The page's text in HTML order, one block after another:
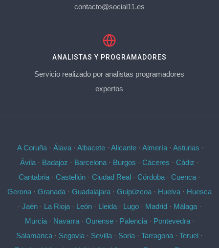
contacto@social11.es
ANALISTAS Y PROGRAMADORES
Servicio realizado por analistas programadores
expertos
A Coruña· Álava· Albacete· Alicante· Almería· Asturias ·
Ávila · Badajoz · Barcelona · Burgos · Cáceres · Cádiz ·
Cantabria · Castellón · Ciudad Real · Córdoba · Cuenca ·
Gerona · Granada · Guadalajara · Guipúzcoa · Huelva · Huesca
· Jaén · La Rioja · León · Lleida · Lugo · Madrid · Málaga ·
Murcia· Navarra· Ourense· Palencia· Pontevedra·
Salamanca · Segovia · Sevilla · Soria · Tarragona · Teruel ·